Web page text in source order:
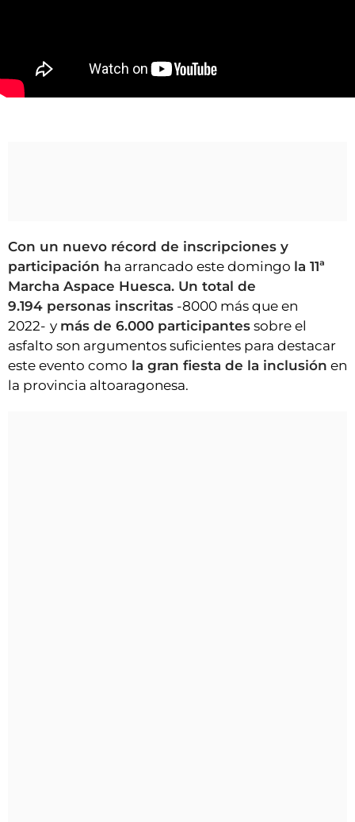
FIESTAS EN EL ALTO ARAGÓN
FIESTAS DE SAN LORENZO
CLUB DEL AMIGO MILITANTE
INICIAR SESIÓN
Con un nuevo récord de inscripciones y
participación ha arrancado este domingo la 11ª
Marcha Aspace Huesca. Un total de
9.194 personas inscritas -8000 más que en
2022- y más de 6.000 participantes sobre el
asfalto son argumentos suficientes para destacar
este evento como la gran fiesta de la inclusión en
la provincia altoaragonesa.